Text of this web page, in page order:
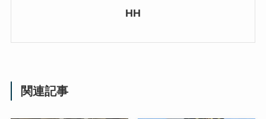
HH
関連記事